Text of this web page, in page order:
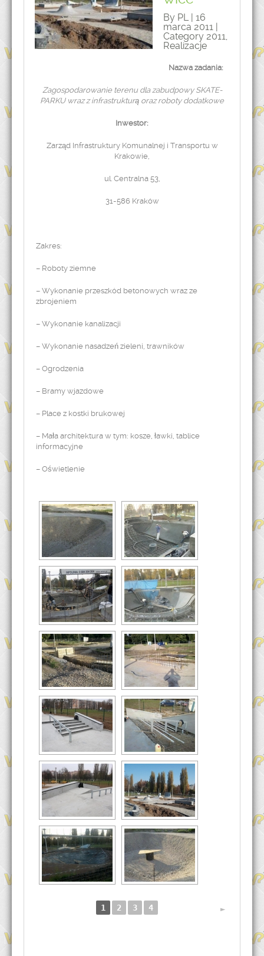
By PL | 16
marca 2011 |
Category 2011,
Realizacje
Nazwa zadania:
Zagospodarowanie terenu dla zabudpowy SKATE-
PARKU wraz z infrastrukturą oraz roboty dodatkowe
Inwestor:
Zarząd Infrastruktury Komunalnej i Transportu w
Krakowie,
ul. Centralna 53,
31-586 Kraków
Zakres:
– Roboty ziemne
– Wykonanie przeszkód betonowych wraz ze
zbrojeniem
– Wykonanie kanalizacji
– Wykonanie nasadzeń zieleni, trawników
– Ogrodzenia
– Bramy wjazdowe
– Place z kostki brukowej
– Mała architektura w tym: kosze, ławki, tablice
informacyjne
– Oświetlenie
1 2 3 4 ►